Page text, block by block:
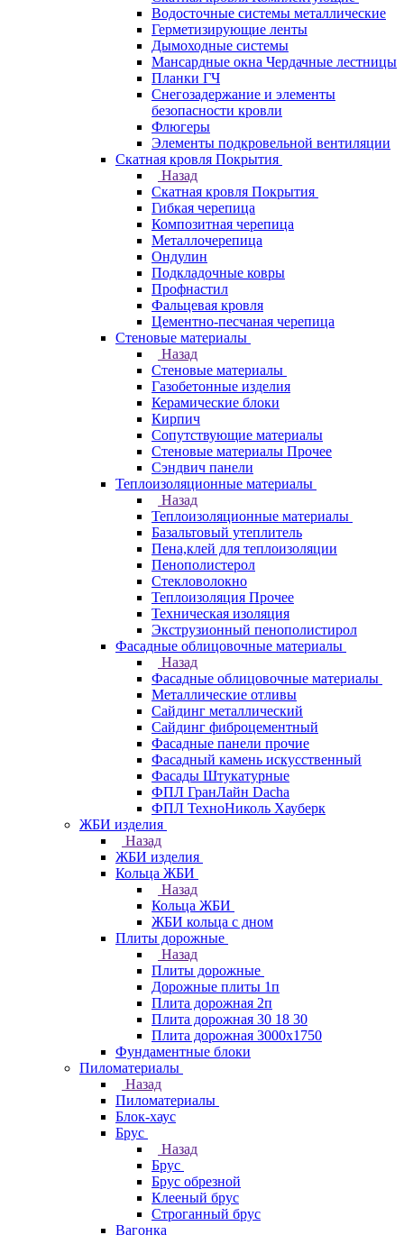
Водосточные системы металлические
Герметизирующие ленты
Дымоходные системы
Мансардные окна Чердачные лестницы
Планки ГЧ
Снегозадержание и элементы
безопасности кровли
Флюгеры
Элементы подкровельной вентиляции
Скатная кровля Покрытия
Назад
Скатная кровля Покрытия
Гибкая черепица
Композитная черепица
Металлочерепица
Ондулин
Подкладочные ковры
Профнастил
Фальцевая кровля
Цементно-песчаная черепица
Стеновые материалы
Назад
Стеновые материалы
Газобетонные изделия
Керамические блоки
Кирпич
Сопутствующие материалы
Стеновые материалы Прочее
Сэндвич панели
Теплоизоляционные материалы
Назад
Теплоизоляционные материалы
Базальтовый утеплитель
Пена,клей для теплоизоляции
Пенополистерол
Стекловолокно
Теплоизоляция Прочее
Техническая изоляция
Экструзионный пенополистирол
Фасадные облицовочные материалы
Назад
Фасадные облицовочные материалы
Металлические отливы
Сайдинг металлический
Сайдинг фиброцементный
Фасадные панели прочие
Фасадный камень искусственный
Фасады Штукатурные
ФПЛ ГранЛайн Dacha
ФПЛ ТехноНиколь Хауберк
ЖБИ изделия
Назад
ЖБИ изделия
Кольца ЖБИ
Назад
Кольца ЖБИ
ЖБИ кольца с дном
Плиты дорожные
Назад
Плиты дорожные
Дорожные плиты 1п
Плита дорожная 2п
Плита дорожная 30 18 30
Плита дорожная 3000х1750
Фундаментные блоки
Пиломатериалы
Назад
Пиломатериалы
Блок-хаус
Брус
Назад
Брус
Брус обрезной
Клееный брус
Строганный брус
Вагонка